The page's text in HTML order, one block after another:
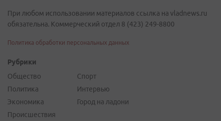
При любом использовании материалов ссылка на vladnews.ru
обязательна. Коммерческий отдел 8 (423) 249-8800
Политика обработки персональных данных
Рубрики
Общество
Политика
Экономика
Происшествия
Спорт
Интервью
Город на ладони